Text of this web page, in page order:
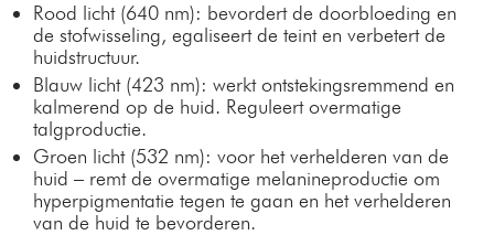
Rood licht (640 nm): bevordert de doorbloeding en
de stofwisseling, egaliseert de teint en verbetert de
huidstructuur.
Blauw licht (423 nm): werkt ontstekingsremmend en
kalmerend op de huid. Reguleert overmatige
talgproductie.
Groen licht (532 nm): voor het verhelderen van de
huid – remt de overmatige melanineproductie om
hyperpigmentatie tegen te gaan en het verhelderen
van de huid te bevorderen.